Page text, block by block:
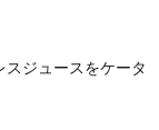
スジュースをケータ